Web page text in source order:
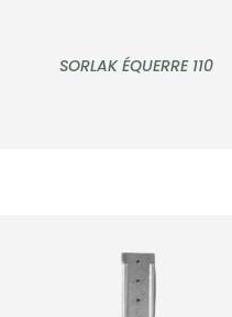
SORLAK ÉQUERRE 110